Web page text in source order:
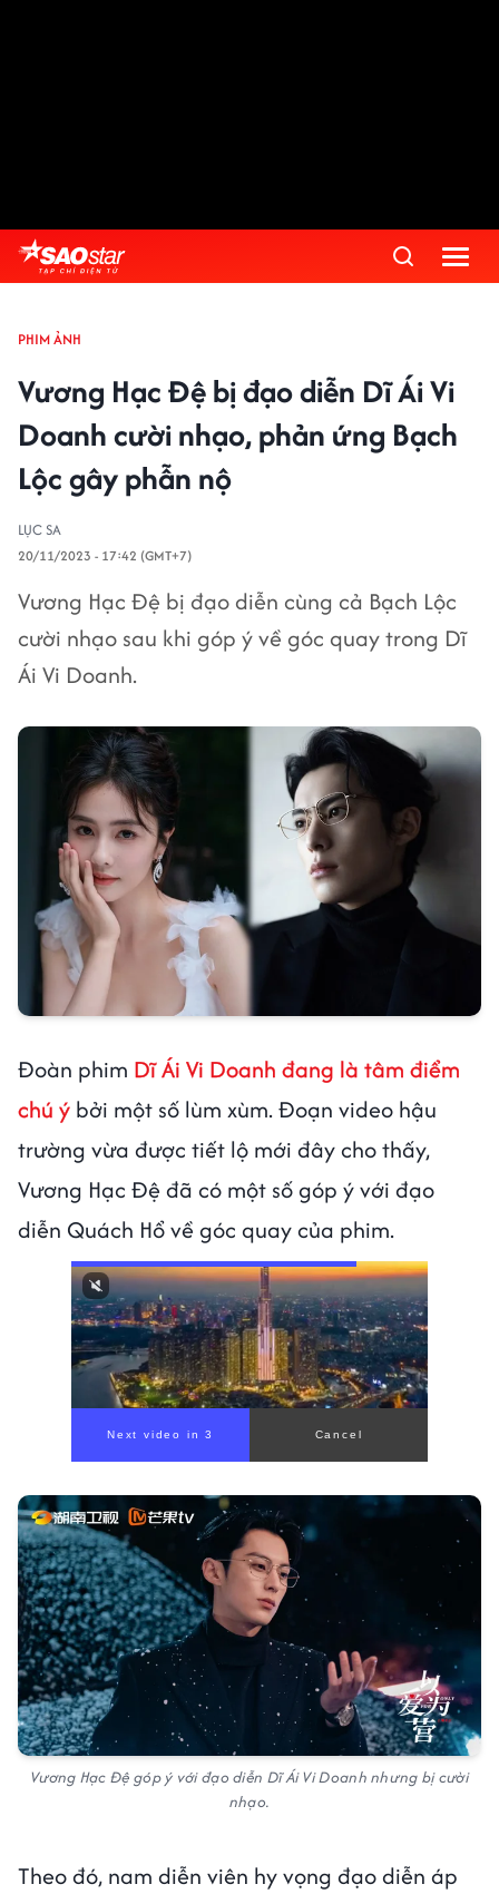
PHIM ẢNH
Vương Hạc Đệ bị đạo diễn Dĩ Ái Vi
Doanh cười nhạo, phản ứng Bạch
Lộc gây phẫn nộ
LỤC SA
20/11/2023 - 17:42 (GMT+7)
Vương Hạc Đệ bị đạo diễn cùng cả Bạch Lộc
cười nhạo sau khi góp ý về góc quay trong Dĩ
Ái Vi Doanh.
Đoàn phim Dĩ Ái Vi Doanh đang là tâm điểm
chú ý bởi một số lùm xùm. Đoạn video hậu
trường vừa được tiết lộ mới đây cho thấy,
Vương Hạc Đệ đã có một số góp ý với đạo
diễn Quách Hổ về góc quay của phim.
Vương Hạc Đệ góp ý với đạo diễn Dĩ Ái Vi Doanh nhưng bị cười
nhạo.
Theo đó, nam diễn viên hy vọng đạo diễn áp